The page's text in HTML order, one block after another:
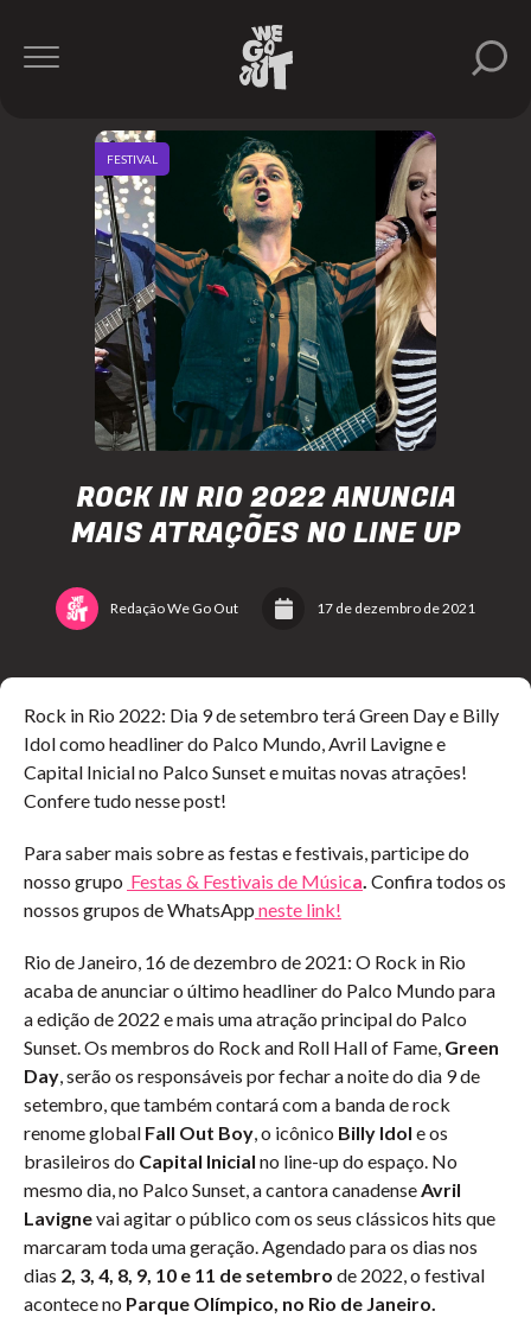
ROCK IN RIO 2022 ANUNCIA
MAIS ATRAÇÕES NO LINE UP
Redação We Go Out 17 de dezembro de 2021
FESTIVAL
Rock in Rio 2022: Dia 9 de setembro terá Green Day e Billy
Idol como headliner do Palco Mundo, Avril Lavigne e
Capital Inicial no Palco Sunset e muitas novas atrações!
Confere tudo nesse post!
Para saber mais sobre as festas e festivais, participe do
nosso grupo Festas & Festivais de Música. Confira todos os
nossos grupos de WhatsApp neste link!
Rio de Janeiro, 16 de dezembro de 2021: O Rock in Rio
acaba de anunciar o último headliner do Palco Mundo para
a edição de 2022 e mais uma atração principal do Palco
Sunset. Os membros do Rock and Roll Hall of Fame, Green
Day, serão os responsáveis por fechar a noite do dia 9 de
setembro, que também contará com a banda de rock
renome global Fall Out Boy, o icônico Billy Idol e os
brasileiros do Capital Inicial no line-up do espaço. No
mesmo dia, no Palco Sunset, a cantora canadenseAvril
Lavignevai agitar o público com os seus clássicos hits que
marcaram toda uma geração. Agendado para os dias nos
dias 2, 3, 4, 8, 9, 10 e 11 de setembro de 2022, o festival
acontece no Parque Olímpico, no Rio de Janeiro.